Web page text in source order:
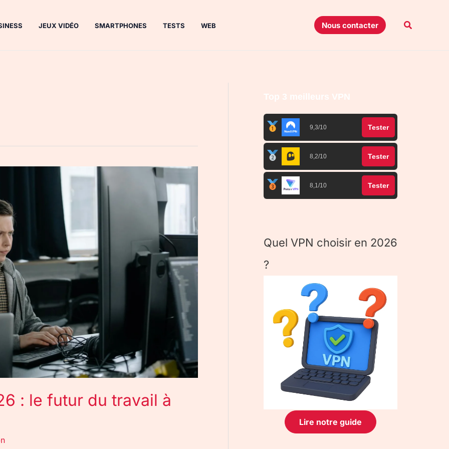
JEUX VIDÉO SMARTPHONES TESTS WEB Nous contacter
: le futur du travail à
Top 3 meilleurs VPN
9,3/10 Tester
8,2/10 Tester
8,1/10 Tester
Quel VPN choisir en 2026
?
Lire notre guide